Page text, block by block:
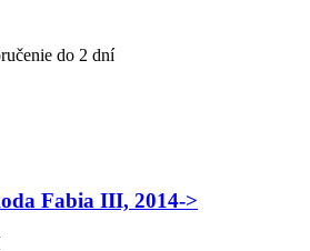
do 2 dní
Fabia III, 2014->